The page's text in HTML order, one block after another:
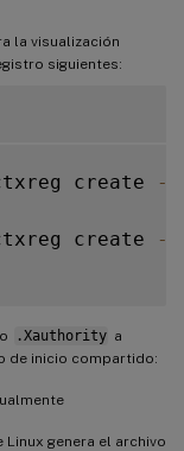
la visualización
siguientes:
create -
create -
.Xauthority a
de inicio compartido:
Linux genera el archivo